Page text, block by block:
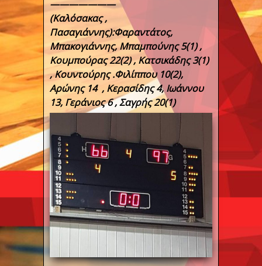
———————
(Καλόσακας ,
Πασαγιάννης):Φαραντάτος,
Μπακογιάννης, Μπαμπούνης 5(1) ,
Κουμπούρας 22(2) , Κατσικάδης 3(1)
, Κουντούρης .Φιλίππου 10(2),
Αρώνης 14 , Κερασίδης 4, Ιωάννου
13, Γεράνιος 6 , Σαγρής 20(1)